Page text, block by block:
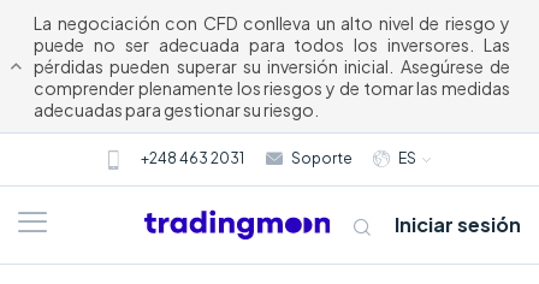
La negociación con CFD conlleva un alto nivel de riesgo y
puede no ser adecuada para todos los inversores. Las
pérdidas pueden superar su inversión inicial. Asegúrese de
comprender plenamente los riesgos y de tomar las medidas
adecuadas para gestionar su riesgo.
+248 463 2031 Soporte ES
Iniciar sesión